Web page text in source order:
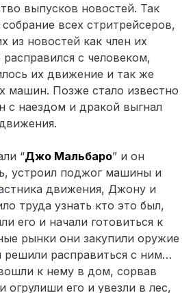
выпусков новостей. Так
всех стритрейсеров,
из новостей как член их
с человеком,
их движение и так же
машин. Позже стало известно
с наездом и дракой выгнал
“Джо Мальбаро” и он
устроил поджог машины и
движения, Джону и
труда узнать кто это был,
его и начали готовиться к
рынки они закупили оружие
решили расправиться с ним…
к нему в дом, сорвав
огрулиши его и увезли в лес,